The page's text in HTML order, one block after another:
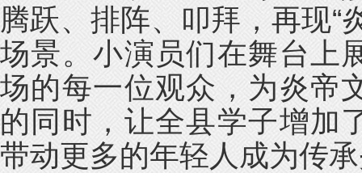
腾跃、排阵、叩拜，再现“
场景。小演员们在舞台上
场的每一位观众，为炎帝
的同时，让全县学子增加
带动更多的年轻人成为传